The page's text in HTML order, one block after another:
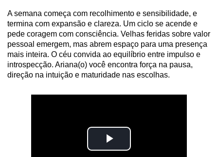
A semana começa com recolhimento e sensibilidade, e
termina com expansão e clareza. Um ciclo se acende e
pede coragem com consciência. Velhas feridas sobre valor
pessoal emergem, mas abrem espaço para uma presença
mais inteira. O céu convida ao equilíbrio entre impulso e
introspecção. Ariana(o) você encontra força na pausa,
direção na intuição e maturidade nas escolhas.